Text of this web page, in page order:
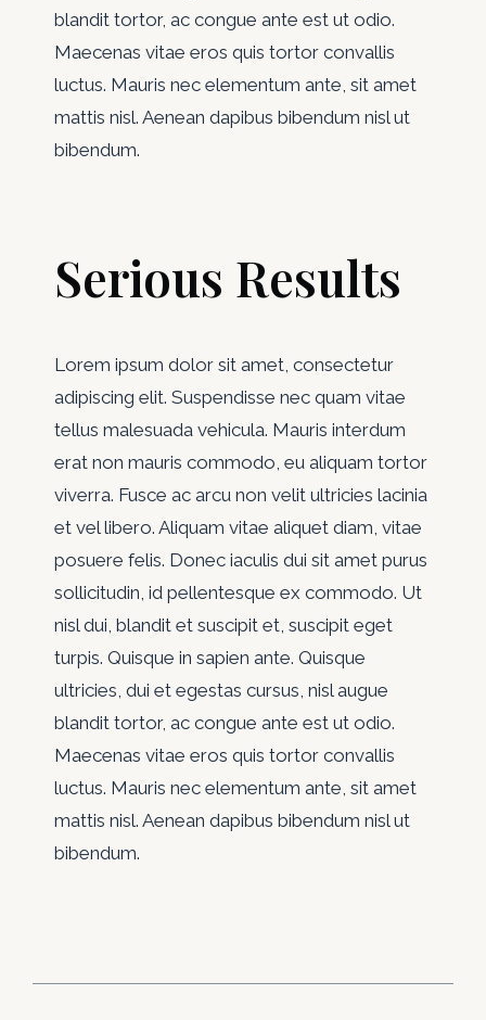
blandit tortor, ac congue ante est ut odio.
Maecenas vitae eros quis tortor convallis
luctus. Mauris nec elementum ante, sit amet
mattis nisl. Aenean dapibus bibendum nisl ut
bibendum.
Serious Results
Lorem ipsum dolor sit amet, consectetur
adipiscing elit. Suspendisse nec quam vitae
tellus malesuada vehicula. Mauris interdum
erat non mauris commodo, eu aliquam tortor
viverra. Fusce ac arcu non velit ultricies lacinia
et vel libero. Aliquam vitae aliquet diam, vitae
posuere felis. Donec iaculis dui sit amet purus
sollicitudin, id pellentesque ex commodo. Ut
nisl dui, blandit et suscipit et, suscipit eget
turpis. Quisque in sapien ante. Quisque
ultricies, dui et egestas cursus, nisl augue
blandit tortor, ac congue ante est ut odio.
Maecenas vitae eros quis tortor convallis
luctus. Mauris nec elementum ante, sit amet
mattis nisl. Aenean dapibus bibendum nisl ut
bibendum.